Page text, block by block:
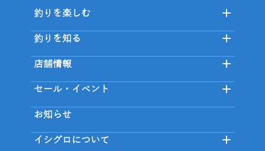
釣りを楽しむ
釣りを知る
店舗情報
セール・イベント
お知らせ
イシグロについて